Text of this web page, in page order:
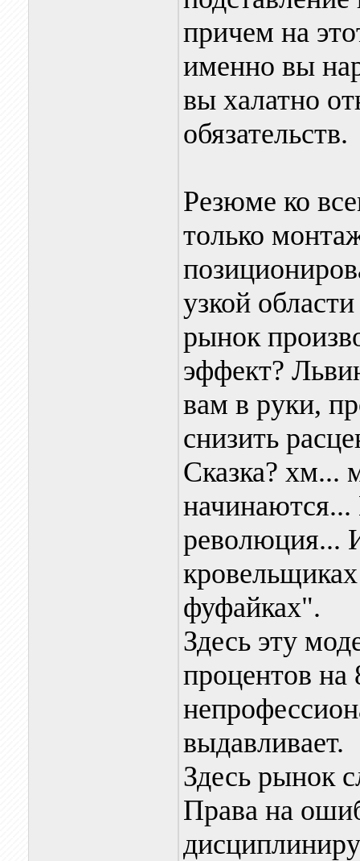
причем на
именно вы
вы халатно
обязательств.
Резюме ко
только
узкой
рынок
эффект?
вам в руки,
снизить
Сказка? хм...
революция...
фуфайках".
Здесь эту
процентов
выдавливает.
Здесь рынок
Права на